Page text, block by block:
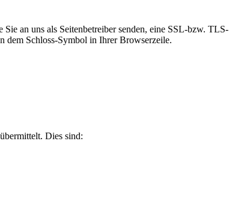
an uns als Seitenbetreiber senden, eine SSL-bzw. TLS-
dem Schloss-Symbol in Ihrer Browserzeile.
Dies sind: